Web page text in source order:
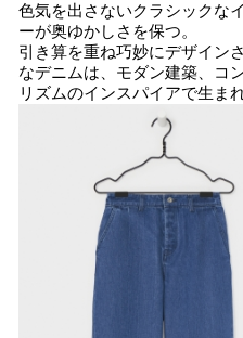
色気を出さないクラシックな
ーが奥ゆかしさを保つ。
引き算を重ね巧妙にデザイン
なデニムは、モダン建築、コ
リズムのインスパイアで生まれ